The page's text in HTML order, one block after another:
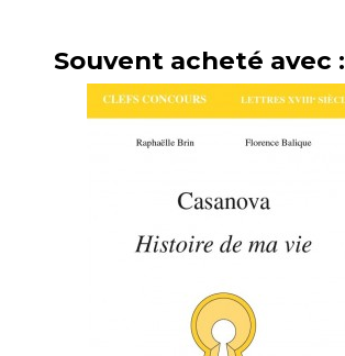
Souvent acheté avec :